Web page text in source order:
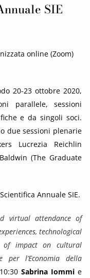
SIE
online (Zoom)
20-23 ottobre 2020,
parallele, sessioni
e da singoli soci.
due sessioni plenarie
Lucrezia Reichlin
(The Graduate
Annuale SIE.
virtual attendance of
technological
of impact on cultural
per l’Economia della
Sabrina Iommi e